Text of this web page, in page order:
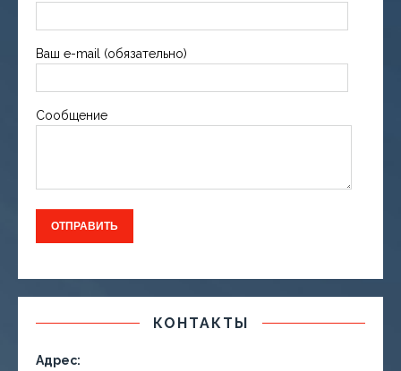
Ваш e-mail (обязательно)
Сообщение
КОНТАКТЫ
Адрес: